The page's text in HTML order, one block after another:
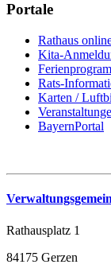
Portale
Rathaus
Kita-
Rats-
Karten /
BayernPortal
Rathausplatz 1
84175 Gerzen